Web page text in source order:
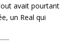
avait pourtant
un Real qui